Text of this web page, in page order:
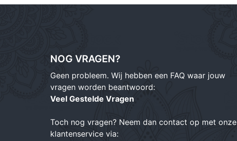
NOG VRAGEN?
Geen probleem. Wij hebben een FAQ waar jouw
vragen worden beantwoord:
Veel Gestelde Vragen
Toch nog vragen? Neem dan contact op met onze
klantenservice via: